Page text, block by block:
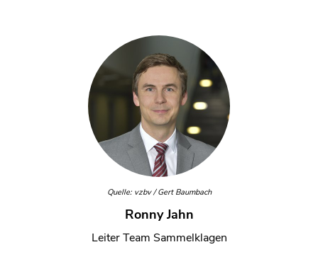
Quelle: vzbv / Gert Baumbach
Ronny Jahn
Leiter Team Sammelklagen